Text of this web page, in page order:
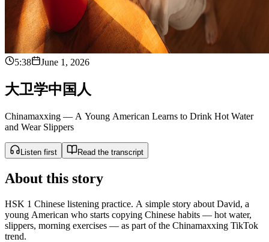
5:38 June 1, 2026
大卫学中 国 人
Chinamaxxing — A Young American Learns to Drink Hot Water
and Wear Slippers
Listen first Read the transcript
About this story
HSK 1 Chinese listening practice. A simple story about David, a
young American who starts copying Chinese habits — hot water,
slippers, morning exercises — as part of the Chinamaxxing TikTok
trend.